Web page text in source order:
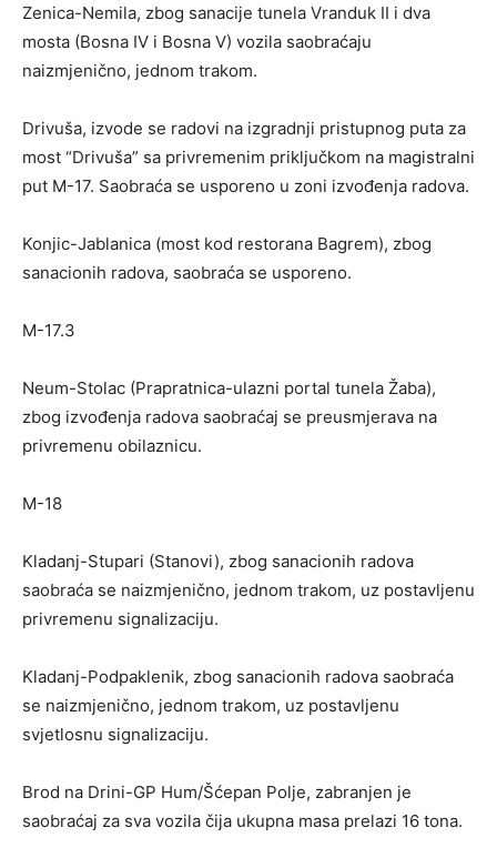
Zenica-Nemila, zbog sanacije tunela Vranduk II i dva
mosta (Bosna IV i Bosna V) vozila saobraćaju
naizmjenično, jednom trakom.
Drivuša, izvode se radovi na izgradnji pristupnog puta za
most “Drivuša” sa privremenim priključkom na magistralni
put M-17. Saobraća se usporeno u zoni izvođenja radova.
Konjic-Jablanica (most kod restorana Bagrem), zbog
sanacionih radova, saobraća se usporeno.
M-17.3
Neum-Stolac (Prapratnica-ulazni portal tunela Žaba),
zbog izvođenja radova saobraćaj se preusmjerava na
privremenu obilaznicu.
M-18
Kladanj-Stupari (Stanovi), zbog sanacionih radova
saobraća se naizmjenično, jednom trakom, uz postavljenu
privremenu signalizaciju.
Kladanj-Podpaklenik, zbog sanacionih radova saobraća
se naizmjenično, jednom trakom, uz postavljenu
svjetlosnu signalizaciju.
Brod na Drini-GP Hum/Šćepan Polje, zabranjen je
saobraćaj za sva vozila čija ukupna masa prelazi 16 tona.